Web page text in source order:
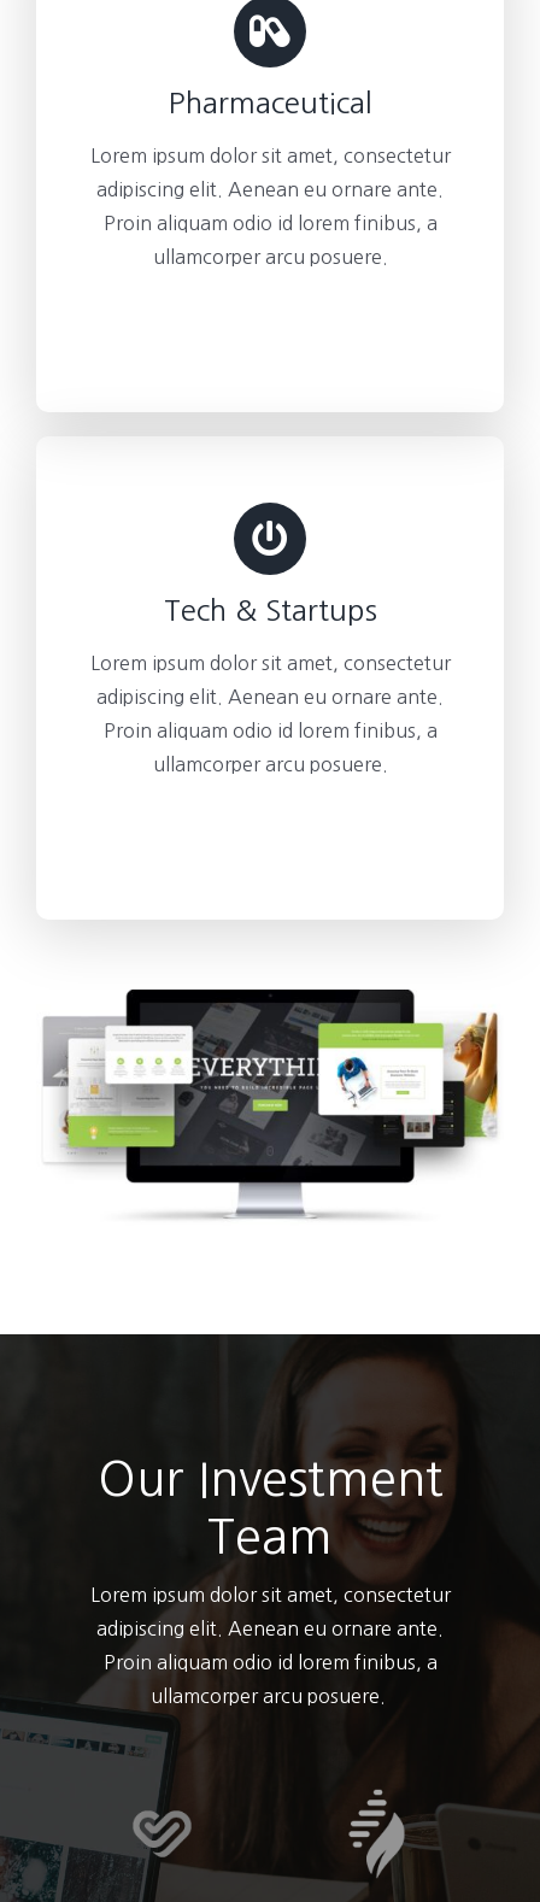
Pharmaceutical
Lorem ipsum dolor sit amet, consectetur
adipiscing elit. Aenean eu ornare ante.
Proin aliquam odio id lorem finibus, a
ullamcorper arcu posuere.
Tech & Startups
Lorem ipsum dolor sit amet, consectetur
adipiscing elit. Aenean eu ornare ante.
Proin aliquam odio id lorem finibus, a
ullamcorper arcu posuere.
Our Investment
Team
Lorem ipsum dolor sit amet, consectetur
adipiscing elit. Aenean eu ornare ante.
Proin aliquam odio id lorem finibus, a
ullamcorper arcu posuere.